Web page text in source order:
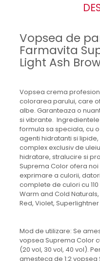
Vopsea de
Farmavita
Light Ash
Vopsea crema
colorarea parului, care
albe. Garanteaza o
si vibrante.
formula sa speciala, cu
agenti hidratanti si
complex exclusiv de
hidratare, stralucire si
Suprema Color ofera
exprimare a culorii,
complete de culori cu
Warm and Cold
Red, Violet, Superlightner
Mod de utilizare: Se
vopsea Suprema Color
(20 vol, 30 vol, 40 vol).
amesteca de 1:2